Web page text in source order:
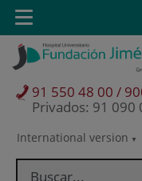
Saltar al contenido
Saltar
contenido
Selector
idioma
International version
91 550 48 00 /
Privados: 91 090
Toggle
navigation